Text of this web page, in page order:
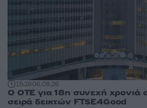
15:2906.08.26
Ο ΟΤΕ για 18η συνεχή χρονιά
σειρά δεικτών FTSE4Good